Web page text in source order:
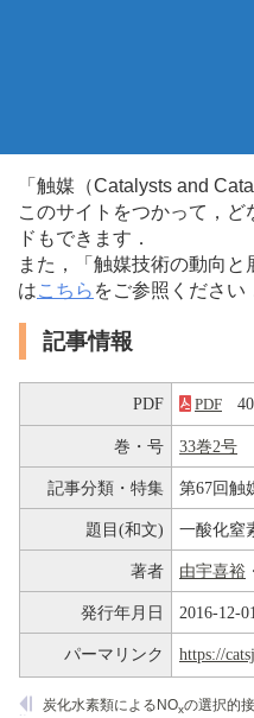
「触媒（Catalysts and
このサイトをつかって，
ドもできます．
また，「触媒技術の動向
はこちら をご参照ください
記事情報
PDF PDF
巻・号 33巻2号
記事分類・特集 第67回触
題目(和文) 一酸化窒
著者 由宇喜裕
発行年月日 2016-12-01
パーマリンク https://
炭化水素類によるNOxの選択的